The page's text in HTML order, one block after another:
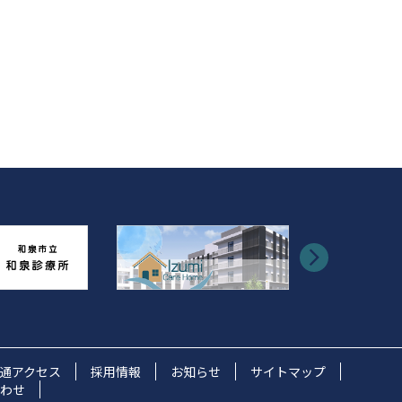
アクセス 採用情報 お知らせ
サイトマップ
せ